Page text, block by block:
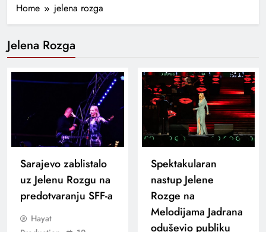
Home jelena rozga
Jelena Rozga
Sarajevo zablistalo
uz Jelenu Rozgu na
predotvaranju SFF-a
Hayat
Spektakularan
nastup Jelene
Rozge na
Melodijama Jadrana
oduševio publiku